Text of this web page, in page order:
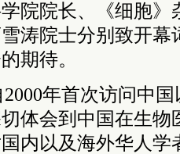
院院长、《细胞》
涛院士分别致开
期待。
2000年首次访问中
体会到中国在生物
内以及海外华人学